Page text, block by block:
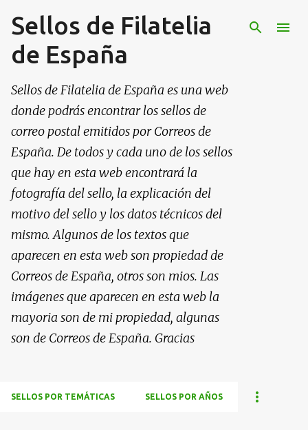
Ir al contenido principal
Sellos de Filatelia
de España
Sellos de Filatelia de España es una web
donde podrás encontrar los sellos de
correo postal emitidos por Correos de
España. De todos y cada uno de los sellos
que hay en esta web encontrará la
fotografía del sello, la explicación del
motivo del sello y los datos técnicos del
mismo. Algunos de los textos que
aparecen en esta web son propiedad de
Correos de España, otros son mios. Las
imágenes que aparecen en esta web la
mayoria son de mi propiedad, algunas
son de Correos de España. Gracias
SELLOS POR TEMÁTICAS SELLOS POR AÑOS